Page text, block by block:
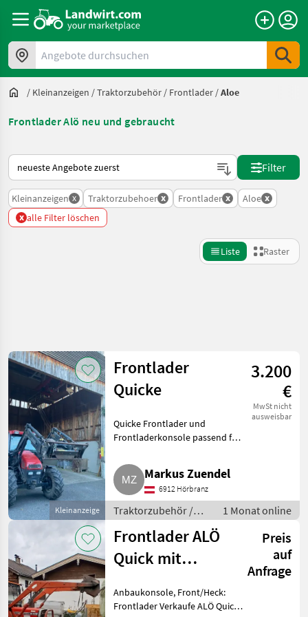
Angebote durchsuchen
/ Kleinanzeigen /Traktorzubehör / Frontlader /Aloe
Frontlader Alö neu und gebraucht
So wird auf Landwirt.com sortiert
Filter
Kleinanzeigen x Traktorzubehoer x Frontlader x Aloe x
x alle Filter löschen
Liste Raster
Kategorie 5 Land Filter
AKTUELLER
PFAD
Landtechnik
Traktorzubehoer
Frontlader
Aloe
KATEGORIE
Alö
Hauer
Zurücksetzen
Ergebnisse
anzeigen
Kleinanzeige
Frontlader
Quicke
3.200
€
MwSt nicht
ausweisbar
Quicke Frontlader und
Frontladerkonsole passend für
CS75 und andere Traktoren.
Traktorzubehör Frontlader
Markus Zuendel
6912 Hörbranz
Traktorzubehör /
Frontlader
1 Monat online
Frontlader ALÖ
Quick mit
Preis
auf
Anfrage
Anbaukonsole, Front/Heck:
Frontlader Verkaufe ALÖ Quick